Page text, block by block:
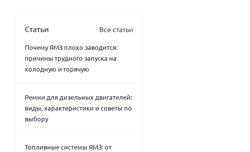
Статьи Все статьи
Почему ЯМЗ плохо заводится:
причины трудного запуска на
холодную и горячую
Ремни для дизельных двигателей:
виды, характеристики и советы по
выбору
Топливные системы ЯМЗ: от